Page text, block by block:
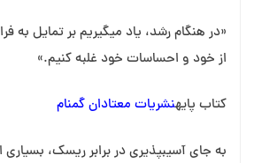
«در هنگام رشد، یاد می⁯گیریم بر تمایل به
از خود و احساسات خود غلبه کنیم.»
کتاب پایهنشریات معتادان گمنام
به جای آسیب⁯پذیری در برابر ریسک، بسیاری